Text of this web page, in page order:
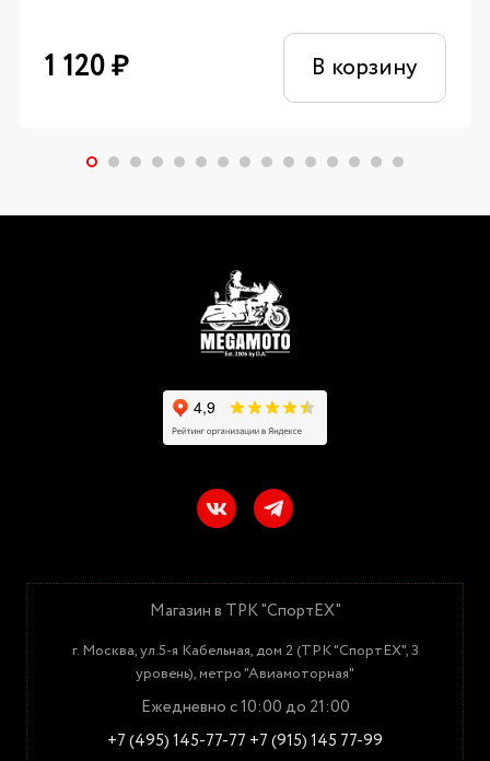
1 120₽ В корзину
Магазин в ТРК "СпортЕХ"
г. Москва, ул.5-я Кабельная, дом 2 (ТРК "СпортЕХ", 3
уровень), метро "Авиамоторная"
Ежедневно с 10:00 до 21:00
+7 (495) 145-77-77 +7 (915) 145 77-99